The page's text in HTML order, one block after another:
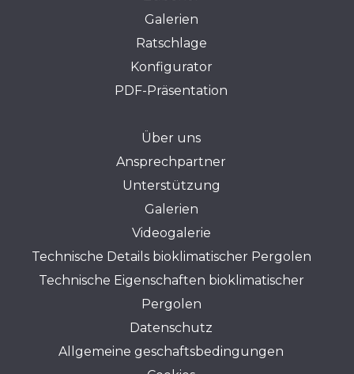
Galerien
Ratschlage
Konfigurator
PDF-Präsentation
Über uns
Ansprechpartner
Unterstützung
Galerien
Videogalerie
Technische Details bioklimatischer Pergolen
Technische Eigenschaften bioklimatischer
Pergolen
Datenschutz
Allgemeine geschaftsbedingungen